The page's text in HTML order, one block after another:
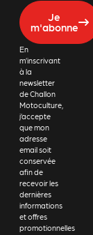
Je
m'abonne
En
m’inscrivant
à la
newsletter
de Challon
Motoculture,
j’accepte
que mon
adresse
email soit
conservée
afin de
recevoir les
dernières
informations
et offres
promotionnelles